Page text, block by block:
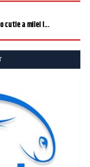
cutie a milei î...